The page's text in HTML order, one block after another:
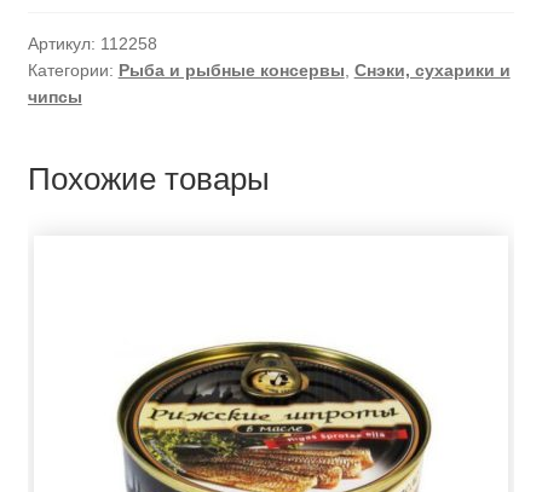
Артикул: 112258
Категории: Рыба и рыбные консервы Снэки, сухарики и
чипсы
Похожие товары